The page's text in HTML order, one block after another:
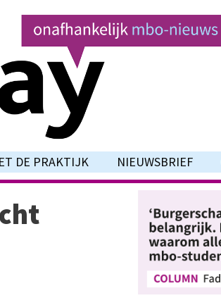
DE PRAKTIJK NIEUWSBRIEF